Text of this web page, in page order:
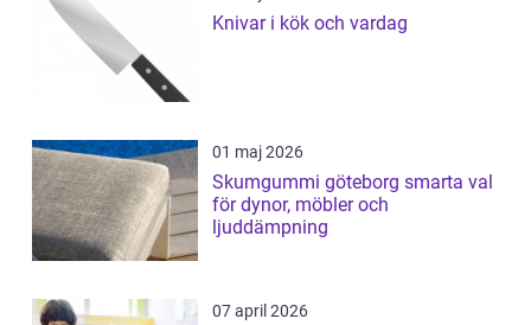
Knivar i kök och vardag
01 maj 2026
Skumgummi göteborg smarta val
för dynor, möbler och
ljuddämpning
07 april 2026